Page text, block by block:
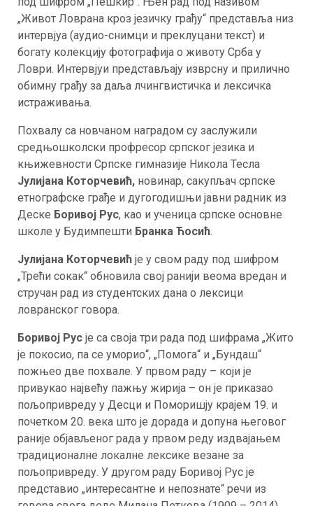
„Живот Ловрана кроз језичку грађу“ представља низ
интервјуа (аудио-снимци и преклуцани текст) и
богату колекцију фотографија о животу Срба у
Ловри. Интервјуи представљају изврсну и прилично
обимну грађу за даља лчингвистичка и лексичка
истраживања.
Похвалу са новчаном наградом су заслужили
средњошколски профресор српског језика и
књижевности Српске гимназије Никола Тесла
Јулијана Которчевић, новинар, сакупљач српске
етнографске грађе и дугогодишњи јавни радник из
Деске Боривој Рус, као и ученица српске основне
школе у Будимпешти Бранка Ћосић.
Јулијана Которчевић је у свом раду под шифром
„Трећи сокак“ обновила свој ранији веома вредан и
стручан рад из студентских дана о лексици
ловранског говора.
Боривој Рус је са своја три рада под шифрама „Жито
је покосио, па се уморио“, „Помога“ и „Бундаш“
пожњео две похвале. У првом раду – који је
привукао највећу пажњу жирија – он је приказао
пољопривреду у Десци и Поморишју крајем 19. и
почетком 20. века што је дорада и допуна његовог
раније објављеног рада у првом реду издвајањем
традиционалне локалне лексике везане за
пољопривреду. У другом раду Боривој Рус је
представио „интересантне и непознате“ речи из